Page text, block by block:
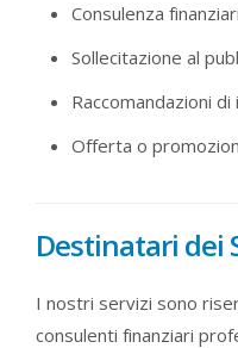
Consulenza
Sollecitazione al
Raccomandazioni
Offerta o
Destinatari dei
I nostri servizi sono
consulenti finanziari